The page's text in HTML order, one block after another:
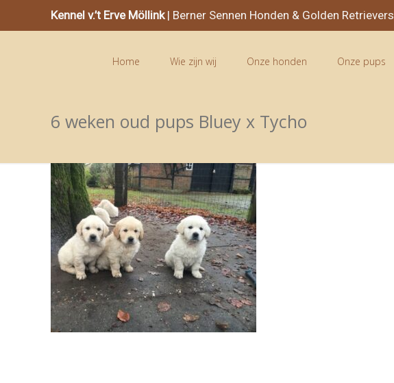
Kennel v.’t Erve Möllink| Berner Sennen Honden & Golden Retrievers
Home Wie zijn wij Onze honden Onze pups
6 weken oud pups Bluey x Tycho